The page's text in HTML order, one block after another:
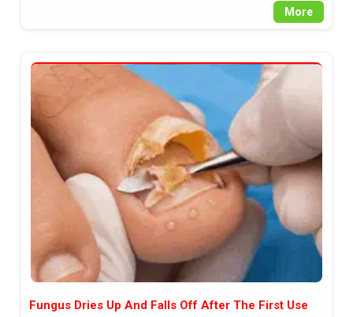
More
Fungus Dries Up And Falls Off After The First Use